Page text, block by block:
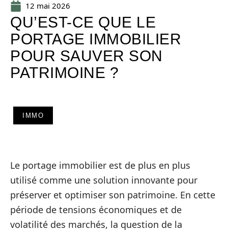
12 mai 2026
QU’EST-CE QUE LE
PORTAGE IMMOBILIER
POUR SAUVER SON
PATRIMOINE ?
IMMO
Le portage immobilier est de plus en plus
utilisé comme une solution innovante pour
préserver et optimiser son patrimoine. En cette
période de tensions économiques et de
volatilité des marchés, la question de la